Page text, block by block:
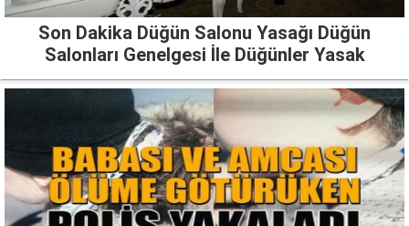
Son Dakika Düğün Salonu Yasağı Düğün
Salonları Genelgesi İle Düğünler Yasak